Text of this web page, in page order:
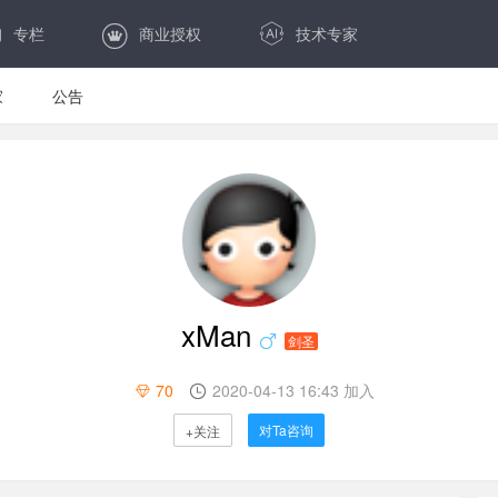
专栏 商业授权 技术专家
公告
xMan 剑圣
70 2020-04-13 16:43 加入
+关注 对Ta咨询